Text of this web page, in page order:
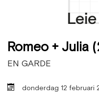
Romeo + Julia
EN GARDE
donderdag 12 februari